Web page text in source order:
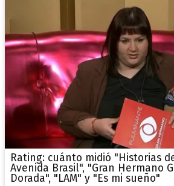
Rating: cuánto midió "Historias
Avenida Brasil", "Gran Hermano
Dorada", "LAM" y "Es mi sueño"